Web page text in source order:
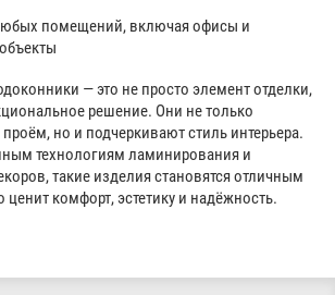
помещений, включая офисы и
— это не просто элемент отделки,
решение. Они не только
но и подчеркивают стиль интерьера.
технологиям ламинирования и
такие изделия становятся отличным
ценит комфорт, эстетику и надёжность.